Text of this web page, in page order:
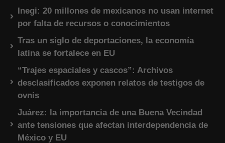
Inegi: 20 millones de mexicanos no usan internet
por falta de recursos o conocimientos
Tras un siglo de deportaciones, la economía
latina se fortalece en EU
“Trajes espaciales y cascos”: Archivos
desclasificados exponen relatos de testigos de
ovnis
Juárez: la importancia de una Buena Vecindad
ante tensiones que afectan interdependencia de
México y EU